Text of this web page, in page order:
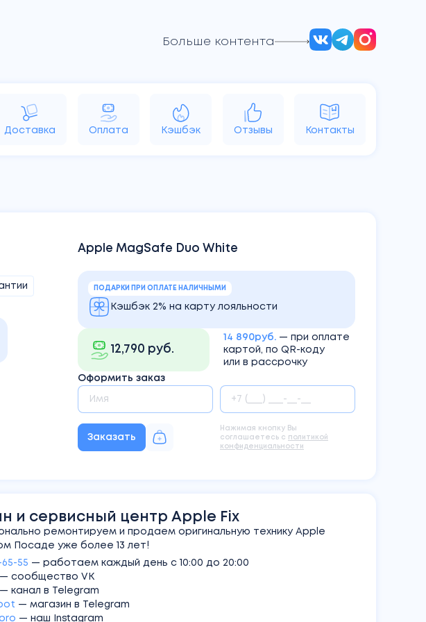
Больше контента
Доставка Оплата Кэшбэк Отзывы Контакты
Apple TV HomePod Vision Аксессуары Яндекс
Apple MagSafe Duo White
ПОДАРКИ ПРИ ОПЛАТЕ НАЛИЧНЫМИ
Кэшбэк 2% на карту лояльности
12,790 руб.
14 890руб. — при оплате
картой, по QR-коду
или в рассрочку
Оформить заказ
Заказать
Нажимая кнопку Вы
соглашаетесь с политикой
конфиденциальности
и сервисный центр Apple Fix
ремонтируем и продаем оригинальную технику Apple
Посаде уже более 13 лет!
65-55 — работаем каждый день с 10:00 до 20:00
— сообщество VK
— канал в Telegram
— магазин в Telegram
— наш Instagram